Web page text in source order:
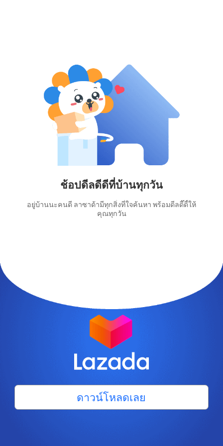
ช้อปดีลดีดีที่บ้านทุกวัน
อยู่บ้านนะคนดี ลาซาด้ามีทุกสิ่งที่ใจค้นหา พร้อมดีลดี๊ดี้ให้
คุณทุกวัน
ดาวน์โหลดเลย